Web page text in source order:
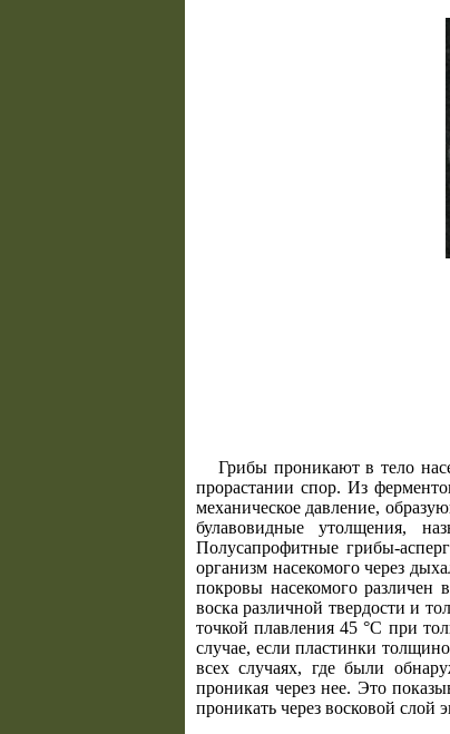
Грибы проникают в тело
прорастании спор. Из
механическое давление,
булавовидные утолщения,
Полусапрофитные грибы-
организм насекомого через
покровы насекомого различен
воска различной твердости и
точкой плавления 45 °С при
случае, если пластинки
всех случаях, где были
проникая через нее. Это
проникать через восковой